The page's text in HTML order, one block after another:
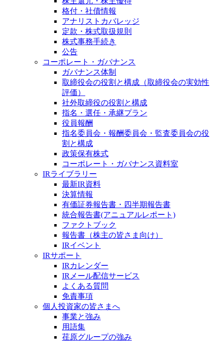
格付・社債情報
アナリストカバレッジ
定款・株式取扱規則
株式事務手続き
公告
コーポレート・ガバナンス
ガバナンス体制
取締役会の役割と構成（取締役会の実効性
評価）
社外取締役の役割と構成
指名・選任・承継プラン
役員報酬
指名委員会・報酬委員会・監査委員会の役
割と構成
政策保有株式
コーポレート・ガバナンス資料室
IRライブラリー
最新IR資料
決算情報
有価証券報告書・四半期報告書
統合報告書(アニュアルレポート)
ファクトブック
報告書（株主の皆さま向け）
IRイベント
IRサポート
IRカレンダー
IRメール配信サービス
よくある質問
免責事項
個人投資家の皆さまへ
事業と強み
用語集
荏原グループの強み